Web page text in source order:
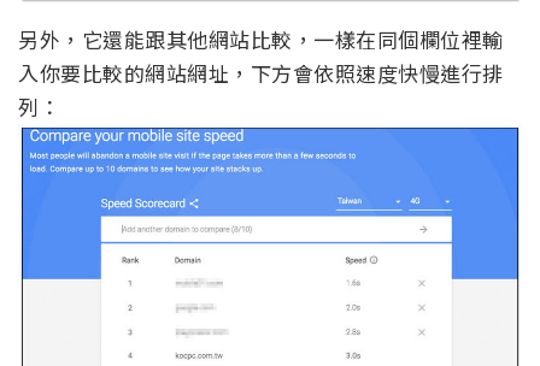
另外，它還能跟其他網站比較，一樣在同個欄位裡輸
入你要比較的網站網址，下方會依照速度快慢進行排
列：